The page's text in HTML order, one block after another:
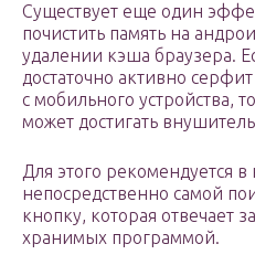
Существует еще один
почистить память на
удалении кэша браузера.
достаточно активно
с мобильного устройства,
может достигать
Для этого рекомендуется в
непосредственно самой
кнопку, которая отвечает
хранимых программой.